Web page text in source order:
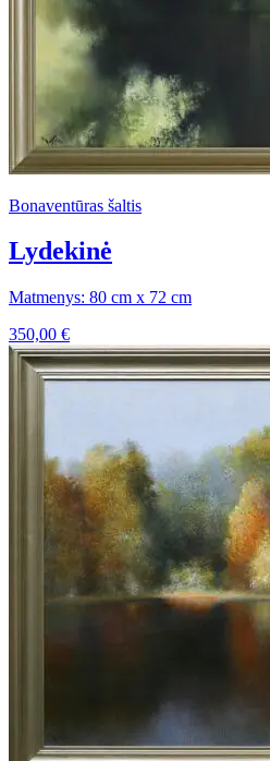
Bonaventūras šaltis
Lydekinė
Matmenys: 80 cm x 72 cm
350,00 €